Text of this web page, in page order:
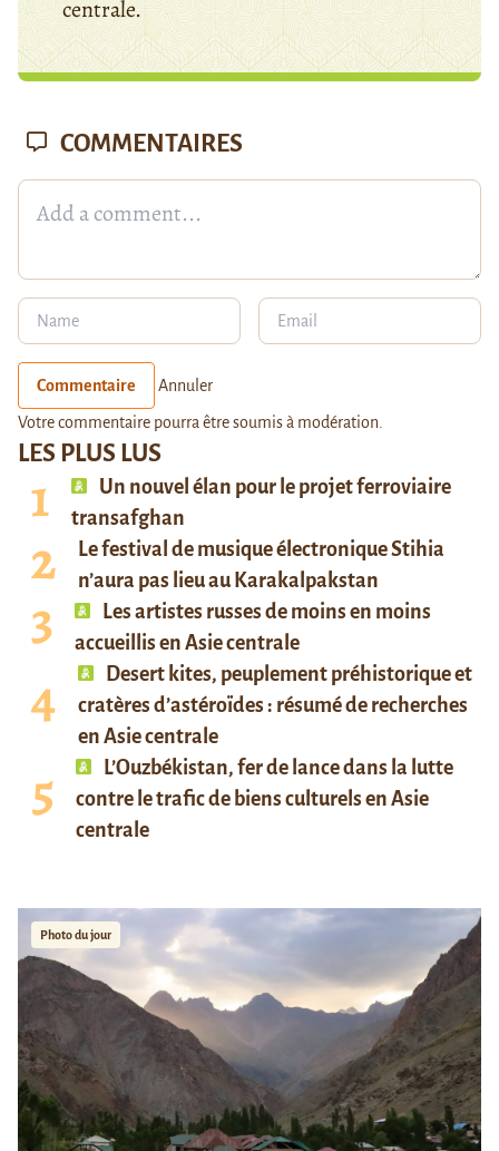
centrale.
LES PLUS LUS
Un nouvel élan pour le projet ferroviaire
transafghan
Le festival de musique électronique Stihia
n’aura pas lieu au Karakalpakstan
Les artistes russes de moins en moins
accueillis en Asie centrale
Desert kites, peuplement préhistorique et
cratères d’astéroïdes : résumé de recherches
en Asie centrale
L’Ouzbékistan, fer de lance dans la lutte
contre le trafic de biens culturels en Asie
centrale
Photo du jour
COMMENTAIRES
Commentaire Annuler
Votre commentaire pourra être soumis à modération.